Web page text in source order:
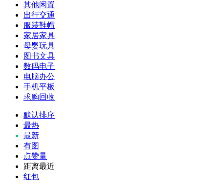
其他闲置
出行交通
服装鞋帽
家居家具
母婴玩具
图书文具
数码电子
电脑办公
手机平板
求购回收
默认排序
最热
最新
有图
点赞量
距离最近
红包